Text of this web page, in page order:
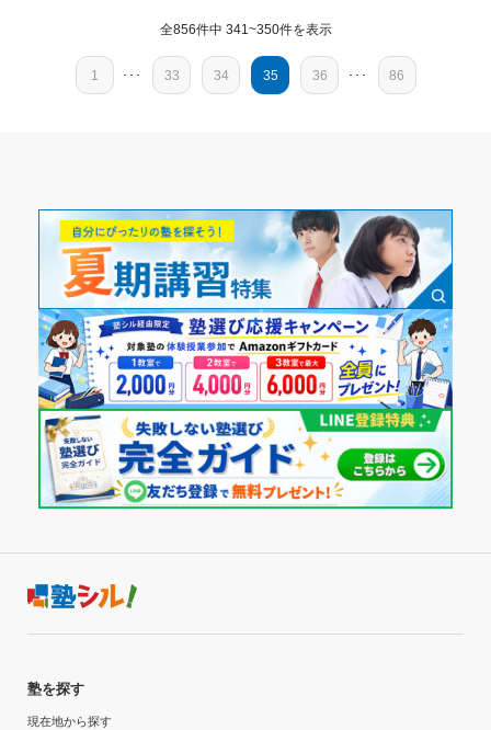
第二志望校：
合格
第三志望校：
受講コース
週2日
1日あたりの授業時間
1時間～2時間未満
月額料金
50,001円〜100,000円
目的の達成度
志望校と合格状況
勉強嫌いな息子が楽しい、と嫌がらずに通っているから。き
っとわかりやすく教えてくれているのだと思う
塾周辺の環境
入退室の連絡から、塾との連絡がアプリででき、こまめに先
生から連絡くるところが安心できる
授業以外のサポート
(相談・面談、家庭学習のサポート、授業以外のコミュニケーション等)
以前通っていた塾に比べて面談も多く、アプリでもよく連絡
がきて、子どもの塾での様子がよくわかるから。
利用詳細
通塾期間
2024年4月〜通塾中 (投稿日時点)
小学5年
受講コース
通年
全856件中 341~350件を表示
1 ･･･ 33 34 35 36 ･･･ 86
塾を探す
現在地から探す